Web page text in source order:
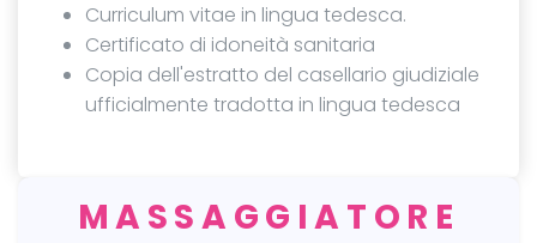
Curriculum vitae in lingua tedesca.
Certificato di idoneità sanitaria
Copia dell'estratto del casellario giudiziale
ufficialmente tradotta in lingua tedesca
MASSAGGIATORE